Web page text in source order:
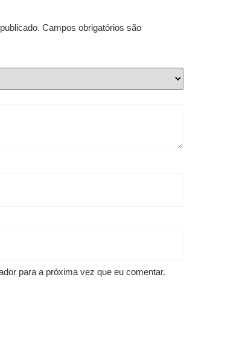
Campos obrigatórios são
para a próxima vez que eu comentar.